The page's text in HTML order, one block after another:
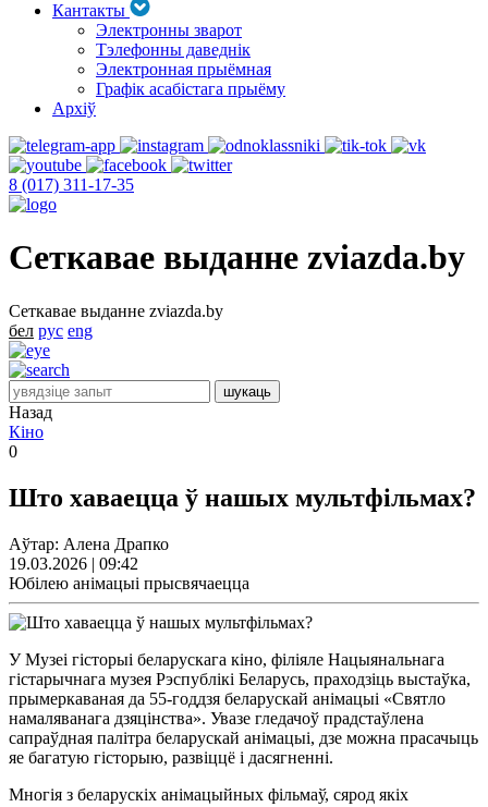
Кантакты
Электронны зварот
Тэлефонны даведнік
Электронная прыёмная
Графік асабістага прыёму
Архіў
8 (017) 311-17-35
Сеткавае выданне zviazda.by
Сеткавае выданне zviazda.by
бел рус eng
Назад
Кіно
0
Што хаваецца ў нашых мультфільмах?
Аўтар: Алена Драпко
19.03.2026 | 09:42
Юбілею анімацыі прысвячаецца
У Музеі гісторыі беларускага кіно, філіяле Нацыянальнага
гістарычнага музея Рэспублікі Беларусь, праходзіць выстаўка,
прымеркаваная да 55-годдзя беларускай анімацыі «Святло
намаляванага дзяцінства». Увазе гледачоў прадстаўлена
сапраўдная палітра беларускай анімацыі, дзе можна прасачыць
яе багатую гісторыю, развіццё і дасягненні.
Многія з беларускіх анімацыйных фільмаў, сярод якіх